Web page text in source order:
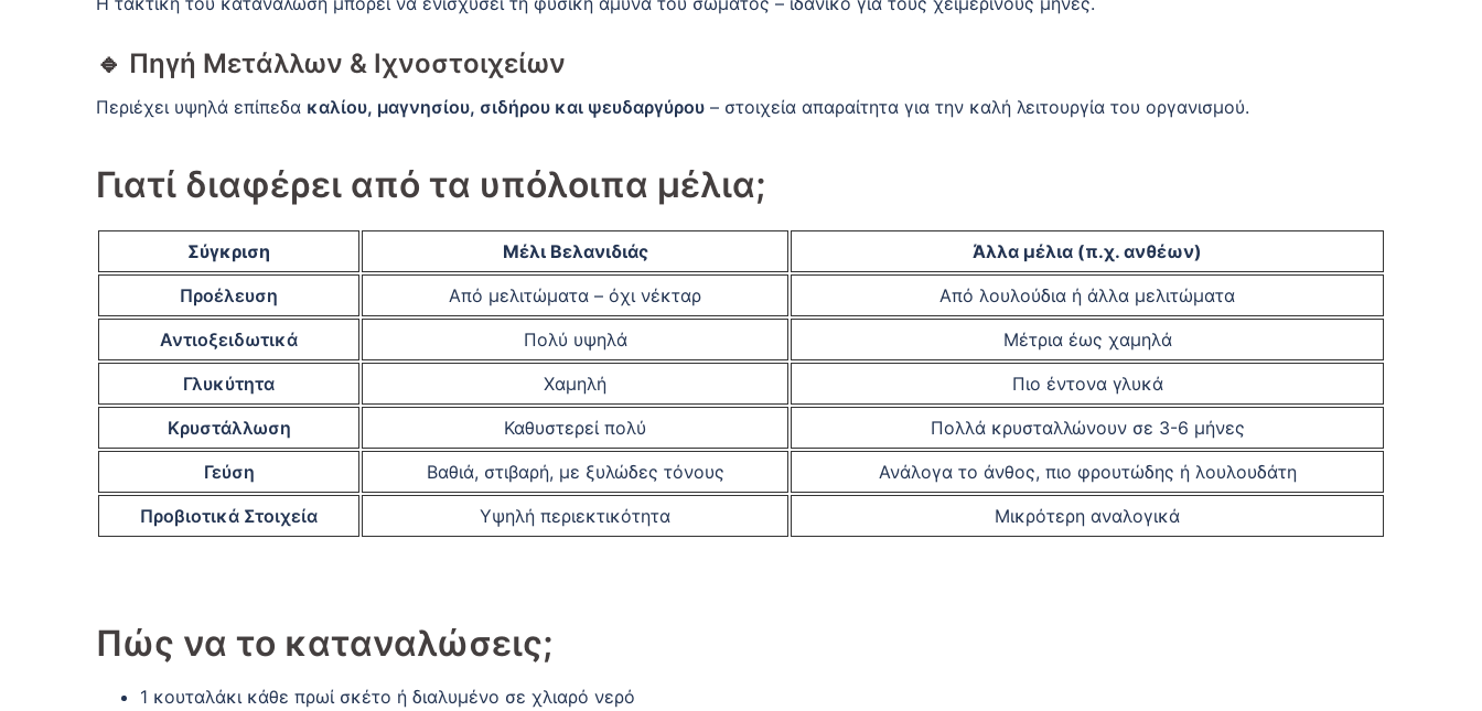
🔹 Πηγή Μετάλλων & Ιχνοστοιχείων
Περιέχει υψηλά επίπεδα καλίου, μαγνησίου, σιδήρου και ψευδαργύρου – στοιχεία απαραίτητα για την καλή λειτουργία του οργανισμού.
Γιατί διαφέρει από τα υπόλοιπα μέλια;
Σύγκριση Μέλι Βελανιδιάς
Άλλα μέλια (π.χ. ανθέων)
Προέλευση
Από μελιτώματα – όχι νέκταρ
Από λουλούδια ή άλλα μελιτώματα
Αντιοξειδωτικά
Πολύ υψηλά
Μέτρια έως χαμηλά
Γλυκύτητα
Χαμηλή
Πιο έντονα γλυκά
Κρυστάλλωση
Καθυστερεί πολύ
Πολλά κρυσταλλώνουν σε 3-6 μήνες
Γεύση
Βαθιά, στιβαρή, με ξυλώδες τόνους
Ανάλογα το άνθος, πιο φρουτώδης ή λουλουδάτη
Προβιοτικά Στοιχεία
Υψηλή περιεκτικότητα Μικρότερη αναλογικά
Πώς να το καταναλώσεις;
1 κουταλάκι κάθε πρωί σκέτο ή διαλυμένο σε χλιαρό νερό